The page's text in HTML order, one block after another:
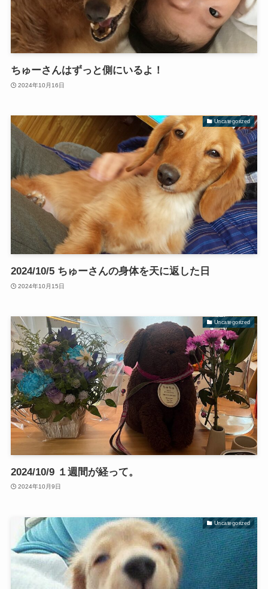
ちゅーさんはずっと側にいるよ！
2024年10月16日
Uncategorized
2024/10/5 ちゅーさんの身体を天に返した日
2024年10月15日
Uncategorized
2024/10/9 １週間が経って。
2024年10月9日
Uncategorized